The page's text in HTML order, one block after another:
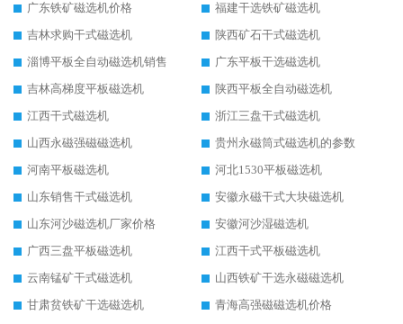
广东铁矿磁选机价格
福建干选铁矿磁选机
吉林求购干式磁选机
陕西矿石干式磁选机
淄博平板全自动磁选机销售
广东平板干选磁选机
吉林高梯度平板磁选机
陕西平板全自动磁选机
江西干式磁选机
浙江三盘干式磁选机
山西永磁强磁磁选机
贵州永磁筒式磁选机的参数
河南平板磁选机
河北1530平板磁选机
山东销售干式磁选机
安徽永磁干式大块磁选机
山东河沙磁选机厂家价格
安徽河沙湿磁选机
广西三盘平板磁选机
江西干式平板磁选机
云南锰矿干式磁选机
山西铁矿干选永磁磁选机
甘肃贫铁矿干选磁选机
青海高强磁磁选机价格